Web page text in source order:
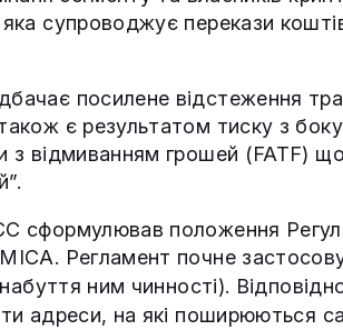
супроводжує перекази
посилене відстеження
є результатом тиску з
з відмиванням грошей (FATF)
сформулював положення
Регламент почне
ним чинності).
адреси, на які поширюються